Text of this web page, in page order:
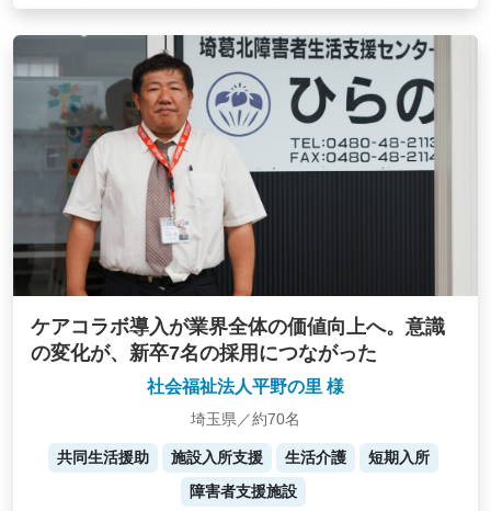
ケアコラボ導入が業界全体の価値向上へ。意識
の変化が、新卒7名の採用につながった
社会福祉法人平野の里 様
埼玉県／約70名
共同生活援助 施設入所支援 生活介護
短期入所
障害者支援施設